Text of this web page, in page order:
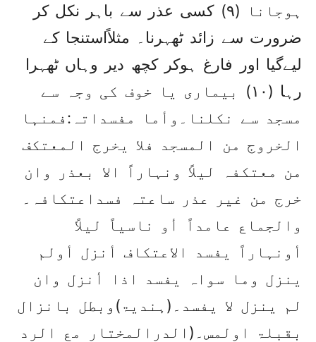
ہوجانا (۹) کسی عذر سے باہر نکل کر
ضرورت سے زائد ٹھہرنا۔ مثلاًاستنجا کے
لیےگیا اور فارغ ہوکر کچھ دیر وہاں ٹھہرا
رہا (۱۰) بیماری یا خوف کی وجہ سے
مسجد سے نکلنا۔وأما مفسداتہ:فمنہا
الخروج من المسجد فلا یخرج المعتکف
من معتکفہ لیلاً ونہاراً الا بعذر وان
خرج من غیر عذر ساعتہ فسداعتکافہ۔
والجماع عامداً أو ناسیاً لیلاً
أونہاراً یفسد الاعتکاف أنزل أولم
ینزل وما سواہ یفسد اذا أنزل وان
لم ینزل لا یفسد۔(ہندیۃ)وبطل بانزال
بقبلۃ اولمس۔(الدرالمختار مع الرد